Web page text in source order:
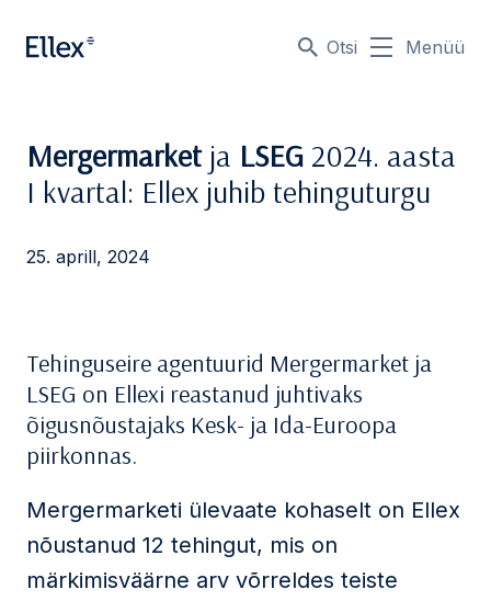
Otsi Menüü
Mergermarketja LSEG 2024. aasta
I kvartal: Ellex juhib tehinguturgu
25. aprill, 2024
Tehinguseire agentuurid Mergermarket ja
LSEG on Ellexi reastanud juhtivaks
õigusnõustajaks Kesk- ja Ida-Euroopa
piirkonnas.
Mergermarketi ülevaate kohaselt on Ellex
nõustanud 12 tehingut, mis on
märkimisväärne arv võrreldes teiste